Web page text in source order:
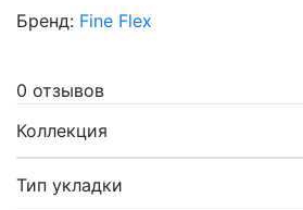
Бренд: Fine Flex
0 отзывов
Коллекция
Тип укладки